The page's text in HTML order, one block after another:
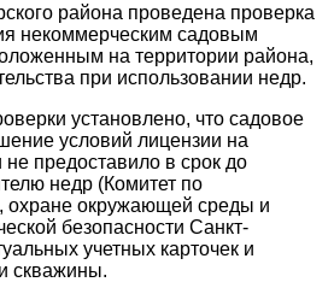
района проведена проверка
некоммерческим садовым
на территории района,
при использовании недр.
установлено, что садовое
условий лицензии на
предоставило в срок до
недр (Комитет по
охране окружающей среды и
безопасности Санкт-
учетных карточек и
скважины.